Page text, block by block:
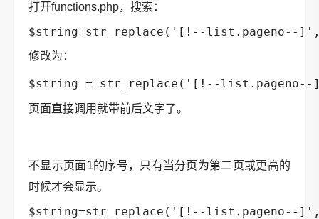
打开functions.php，搜索：
$string=str_replace('[!--list.pageno--
修改为：
$string = str_replace('[!--list.pageno--]',
页面直接调用就带前后文字了。
不显示页面1的序号，只有当分页为第二页或更高的
时候才会显示。
$string=str_replace('[!--list.pageno--